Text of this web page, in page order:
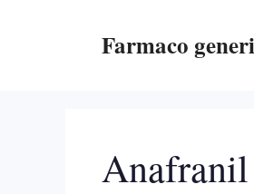
Farmaco
Anafranil